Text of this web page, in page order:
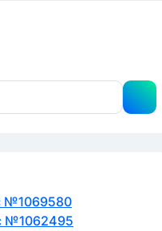
№1069580
№1062495